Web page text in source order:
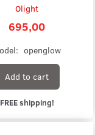
Olight
695,00
openglow
Add to cart
FREE shipping!